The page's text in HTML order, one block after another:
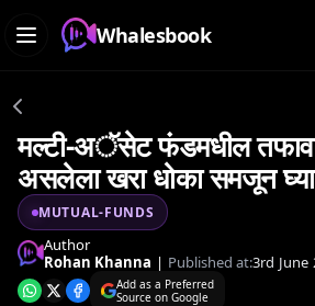
Whalesbook
मल्टी-अॅसेट फंडमधील
असलेला खरा धोका समजून
MUTUAL-FUNDS
Author
Rohan Khanna | Published at:3rd June
Add as a Preferred
Source on Google